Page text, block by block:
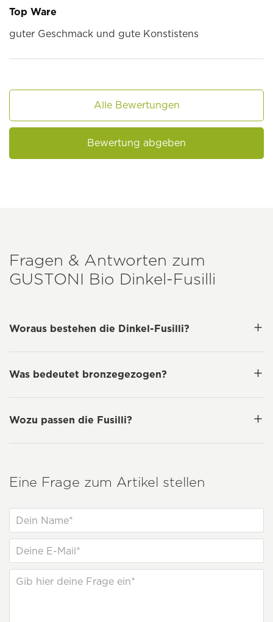
Top Ware
guter Geschmack und gute Konstistens
Alle Bewertungen
Bewertung abgeben
Fragen & Antworten zum
GUSTONI Bio Dinkel-Fusilli
Woraus bestehen die Dinkel-Fusilli?
Was bedeutet bronzegezogen?
Wozu passen die Fusilli?
Eine Frage zum Artikel stellen